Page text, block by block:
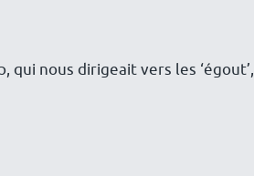
nous dirigeait vers les ‘égout’,